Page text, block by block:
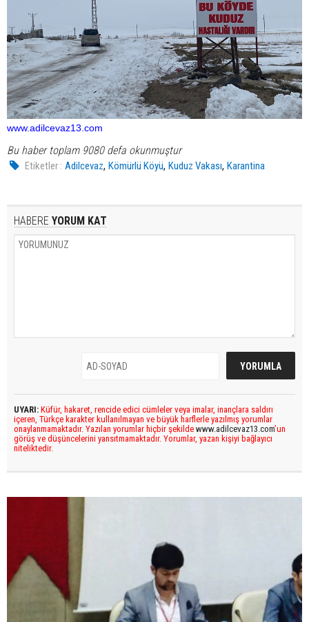
www.adilcevaz13.com
Bu haber toplam 9080 defa okunmuştur
Etiketler : Adilcevaz,Kömürlü Köyü,Kuduz Vakası,Karantina
HABERE YORUM KAT
UYARI: Küfür, hakaret, rencide edici cümleler veya imalar, inançlara saldırı
içeren, Türkçe karakter kullanılmayan ve büyük harflerle yazılmış yorumlar
onaylanmamaktadır. Yazılan yorumlar hiçbir şekilde www.adilcevaz13.com’un
görüş ve düşüncelerini yansıtmamaktadır. Yorumlar, yazan kişiyi bağlayıcı
niteliktedir.